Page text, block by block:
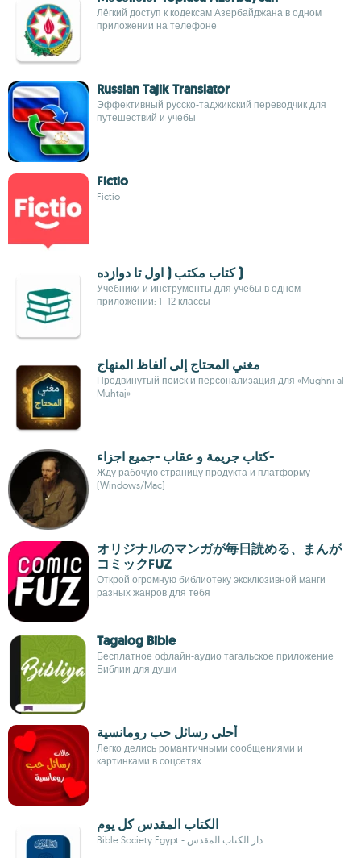
Лёгкий доступ к кодексам Азербайджана в одном
приложении на телефоне
Russian Tajik Translator
Эффективный русско-таджикский переводчик для
путешествий и учебы
Fictio
Fictio
کتاب مکتب ( اول تا دوازده )
Учебники и инструменты для учебы в одном
приложении: 1–12 классы
مغني المحتاج إلى ألفاظ المنهاج
Продвинутый поиск и персонализация для «Mughni al-
Muhtaj»
كتاب جريمة و عقاب -جميع اجزاء-
Жду рабочую страницу продукта и платформу
(Windows/Mac)
オリジナルのマンガが毎日読める、まんが
コミックFUZ
Открой огромную библиотеку эксклюзивной манги
разных жанров для тебя
Tagalog Bible
Бесплатное офлайн-аудио тагальское приложение
Библии для души
أحلى رسائل حب رومانسية
Легко делись романтичными сообщениями и
картинками в соцсетях
الكتاب المقدس كل يوم
Bible Society Egypt - دار الكتاب المقدس